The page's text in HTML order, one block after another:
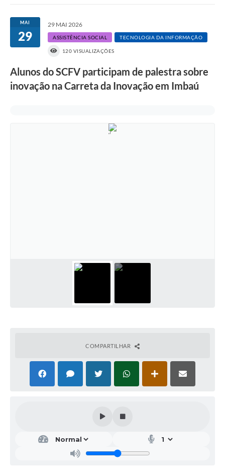
MAI
29
29 MAI 2026
ASSISTÊNCIA SOCIAL TECNOLOGIA DA INFORMAÇÃO
120 VISUALIZAÇÕES
Alunos do SCFV participam de palestra sobre
inovação na Carreta da Inovação em Imbaú
COMPARTILHAR